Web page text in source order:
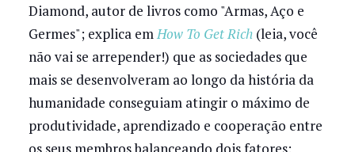
Diamond, autor de livros como "Armas, Aço e
Germes"; explica emHow To Get Rich(leia, você
não vai se arrepender!) que as sociedades que
mais se desenvolveram ao longo da história da
humanidade conseguiam atingir o máximo de
produtividade, aprendizado e cooperação entre
os seus membros balanceando dois fatores: